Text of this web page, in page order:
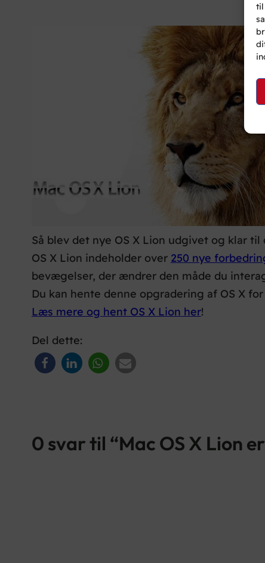
til
Så blev det nye OS X Lion udgivet og klar til
OS X Lion indeholder over 250 nye
bevægelser, der ændrer den måde du
Du kan hente denne opgradering af OS X
Læs mere og hent OS X Lion her!
Del dette:
0 svar til “Mac OS X Lion